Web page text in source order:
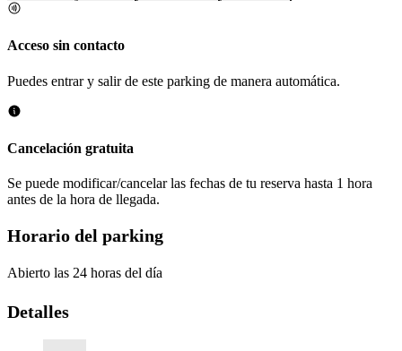
Acceso sin contacto
Puedes entrar y salir de este parking de manera automática.
Cancelación gratuita
Se puede modificar/cancelar las fechas de tu reserva hasta 1 hora
antes de la hora de llegada.
Horario del parking
Abierto las 24 horas del día
Detalles